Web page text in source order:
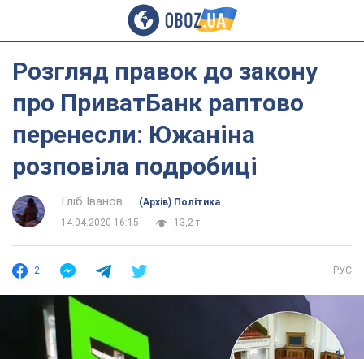
Розгляд правок до закону
про ПриватБанк раптово
перенесли: Южаніна
розповіла подробиці
Гліб Іванов
(Архів) Політика
14.04.2020 16:15
13,2 т.
2 РУС